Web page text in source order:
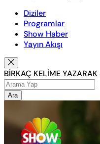
Diziler
Programlar
Show Haber
Yayın Akışı
BİRKAÇ KELİME
Ara